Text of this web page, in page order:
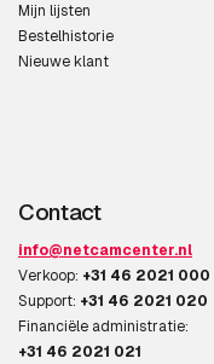
Mijn lijsten
Bestelhistorie
Nieuwe klant
Contact
info@netcamcenter.nl
Verkoop: +31 46 2021 000
Support: +31 46 2021 020
Financiële administratie:
+31 46 2021 021